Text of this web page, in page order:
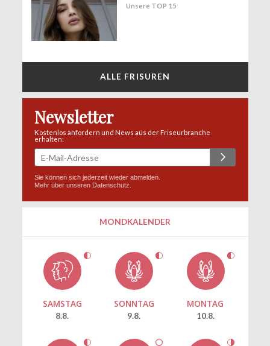
Unsere TOP 15
ALLE FRISUREN
Newsletter
Kostenlos anfordern und News aus der Friseurbranche
erhalten:
Sie können sich jederzeit wieder abmelden.
Mehr über unseren Datenschutz
MONDKALENDER
SAMSTAG
8.8.
SONNTAG
9.8.
MONTAG
10.8.